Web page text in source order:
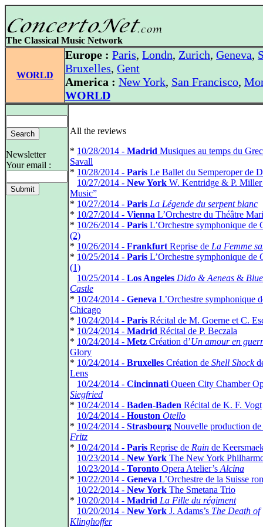
The Classical Music Network
WORLD
Europe : Paris, Londn, Zurich, Geneva,
Bruxelles, Gent
America : New York, San Francisco,
WORLD
Newsletter
Your email :
All the reviews
* 10/28/2014 - Madrid Musiques au temps du
Savall
* 10/28/2014 - Paris Le Ballet du Semperoper de
10/27/2014 - New York W. Kentridge & P.
Music”
* 10/27/2014 - Paris La Légende du serpent blanc
* 10/27/2014 - Vienna L’Orchestre du Théâtre
* 10/26/2014 - Paris L’Orchestre symphonique de
(2)
* 10/26/2014 - Frankfurt Reprise de La Femme
* 10/25/2014 - Paris L’Orchestre symphonique de
(1)
10/25/2014 - Los Angeles Dido & Aeneas &
Castle
* 10/24/2014 - Geneva L’Orchestre symphonique
Chicago
* 10/24/2014 - Paris Récital de M. Goerne et C.
* 10/24/2014 - Madrid Récital de P. Beczala
* 10/24/2014 - Metz Création d’Un amour en
Glory
* 10/24/2014 - Bruxelles Création de Shell Shock
Lens
10/24/2014 - Cincinnati Queen City Chamber
Siegfried
* 10/24/2014 - Baden-Baden Récital de K. F. Vogt
10/24/2014 - Houston Otello
* 10/24/2014 - Strasbourg Nouvelle production de
Fritz
* 10/24/2014 - Paris Reprise de Rain de
10/23/2014 - New York The New York
10/23/2014 - Toronto Opera Atelier’s Alcina
* 10/22/2014 - Geneva L’Orchestre de la Suisse
10/22/2014 - New York The Smetana Trio
* 10/20/2014 - Madrid La Fille du régiment
10/20/2014 - New York J. Adams’s The Death of
Klinghoffer